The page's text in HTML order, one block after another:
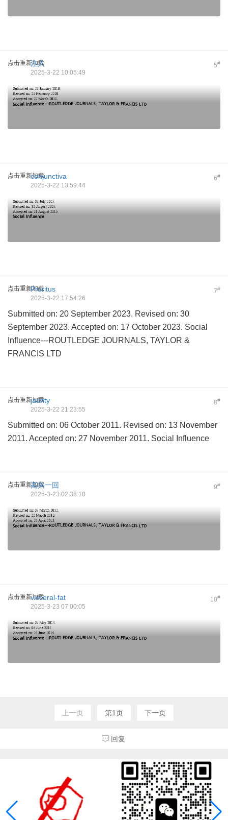
点击重新加载 5#
注入
2025-3-22 10:05:49
点击重新加载 6#
conjunctiva
2025-3-22 13:59:44
点击重新加载 7#
Pruritus
2025-3-22 17:54:26
Submitted on: 20 September 2023. Revised on: 30
September 2023. Accepted on: 17 October 2023. Social
Influence---ROUTLEDGE JOURNALS, TAYLOR &
FRANCIS LTD
点击重新加载 8#
jaunty
2025-3-22 21:23:55
Submitted on: 06 October 2011. Revised on: 13 November
2011. Accepted on: 27 November 2011. Social Influence
点击重新加载 9#
高兴一回
2025-3-23 02:38:10
点击重新加载 10#
visceral-fat
2025-3-23 07:00:05
上一页 第1页 下一页
回复